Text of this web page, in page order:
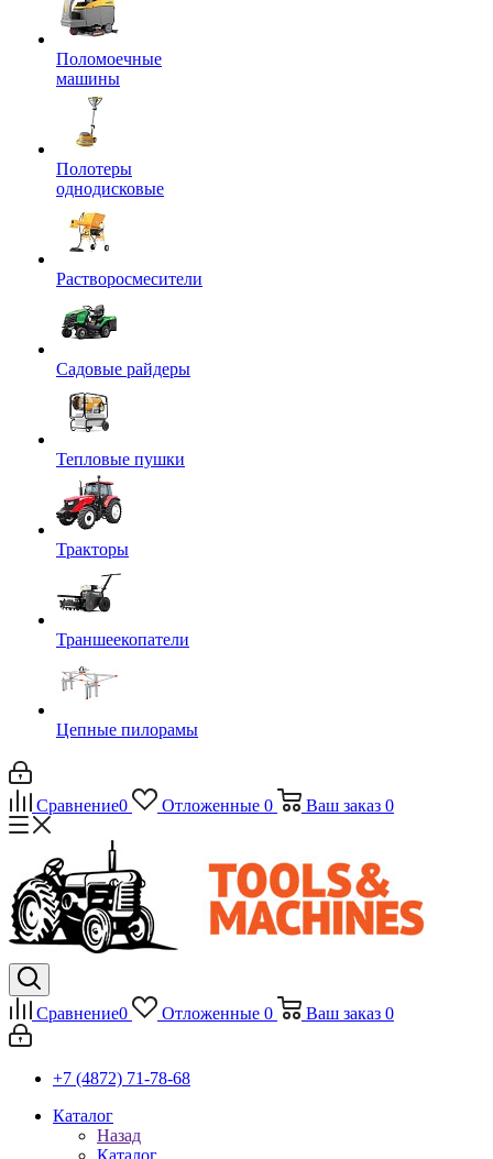
Поломоечные
машины
Полотеры
однодисковые
Растворосмесители
Садовые райдеры
Тепловые пушки
Тракторы
Траншеекопатели
Цепные пилорамы
Сравнение0 Отложенные 0 Ваш заказ 0
Сравнение0 Отложенные 0 Ваш заказ 0
+7 (4872) 71-78-68
Каталог
Назад
Каталог